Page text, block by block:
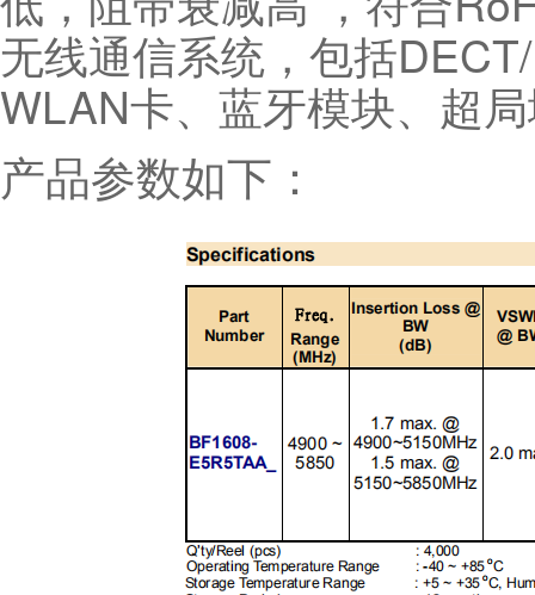
无线通信系统，包括
WLAN卡、蓝牙模块、超
产品参数如下：